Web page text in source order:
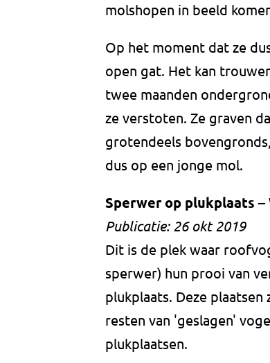
molshopen in beeld
Op het moment dat ze
open gat. Het kan
twee maanden
ze verstoten. Ze graven
grotendeels
dus op een jonge mol.
Sperwer op plukplaats
Publicatie: 26 okt 2019
Dit is de plek waar
sperwer) hun prooi van
plukplaats. Deze plaatsen
resten van 'geslagen'
plukplaatsen.